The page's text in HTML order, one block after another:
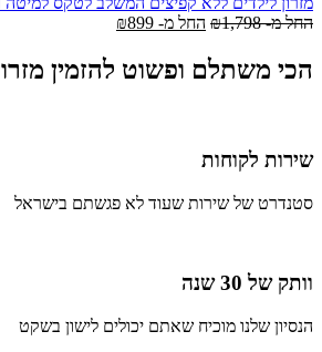
החל מ-
₪1,798 החל מ- ₪899
הכי משתלם ופשוט להזמין
שירות לקוחות
סטנדרט של שירות שעוד לא פגשתם בישראל
וותק של 30 שנה
הנסיון שלנו מוכיח שאתם יכולים לישון בשקט